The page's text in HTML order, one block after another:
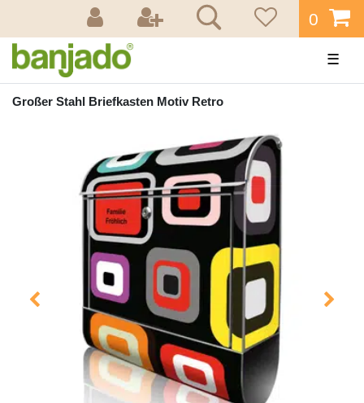
0
☰
Großer Stahl Briefkasten Motiv Retro